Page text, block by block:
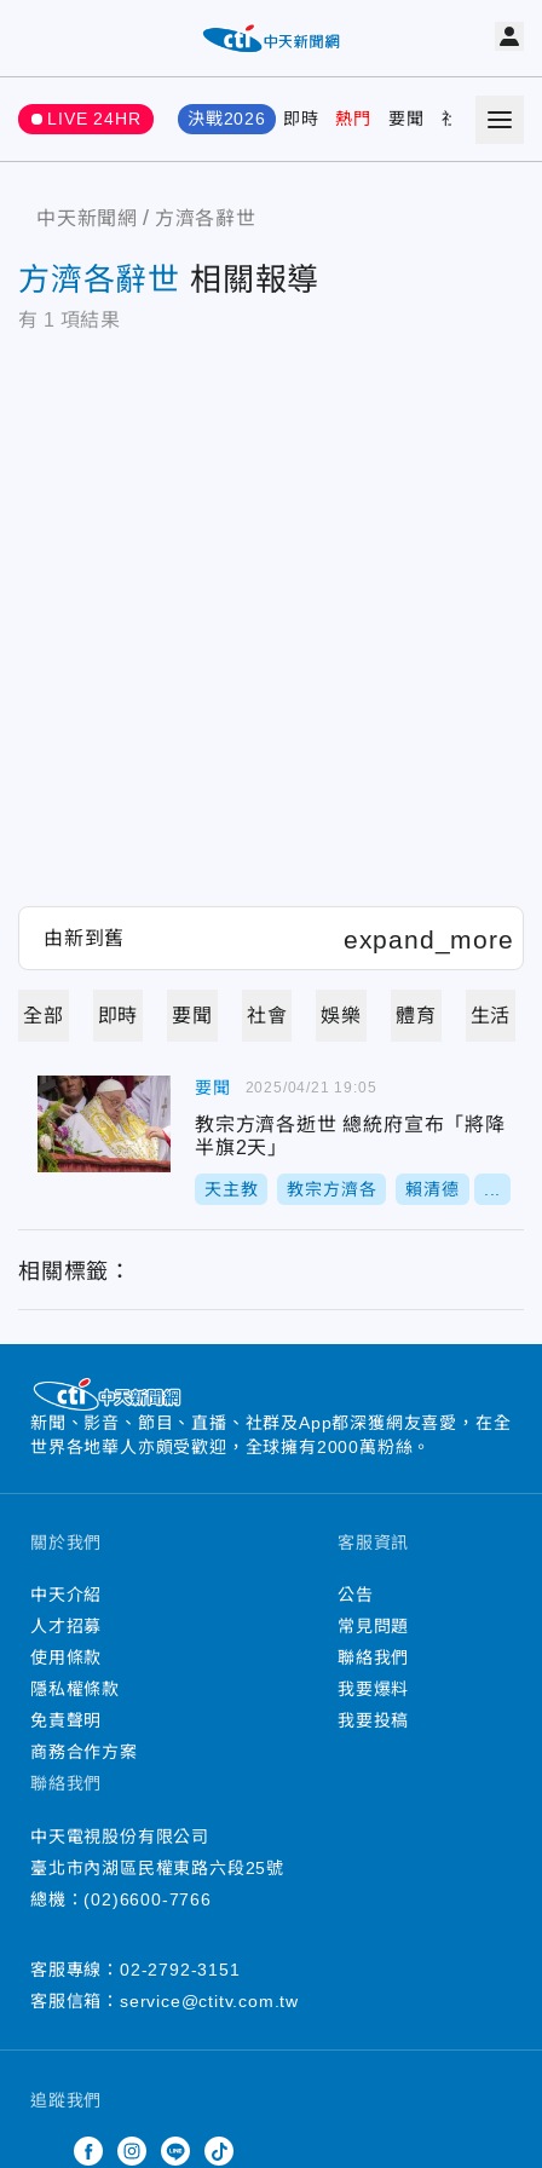
LIVE 24HR 決戰2026 即時 熱門 要聞 社會 娛樂
中天新聞網 方濟各辭世
方濟各辭世 相關報導
有 1 項結果
全部 即時 要聞 社會 娛樂 體育 生活
要聞
教宗方濟各逝世 總統府宣布「將降
半旗2天」
天主教 教宗方濟各 賴清德
2025/04/21 19:05
相關標籤：
新聞、影音、節目、直播、社群及App都深獲網友喜愛，在全
世界各地華人亦頗受歡迎，全球擁有2000萬粉絲。
追蹤我們
關於我們
中天介紹
人才招募
使用條款
隱私權條款
免責聲明
商務合作方案
客服資訊
公告
常見問題
聯絡我們
我要爆料
我要投稿
聯絡我們
中天電視股份有限公司
臺北市內湖區民權東路六段25號
總機：(02)6600-7766
客服專線： 02-2792-3151
客服信箱： service@ctitv.com.tw